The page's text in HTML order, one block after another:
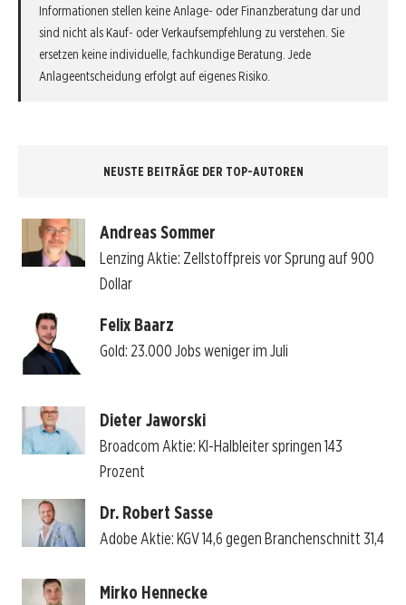
Informationen stellen keine Anlage- oder Finanzberatung dar und
sind nicht als Kauf- oder Verkaufsempfehlung zu verstehen. Sie
ersetzen keine individuelle, fachkundige Beratung. Jede
Anlageentscheidung erfolgt auf eigenes Risiko.
NEUSTE BEITRÄGE DER TOP-AUTOREN
Andreas Sommer
Lenzing Aktie: Zellstoffpreis vor Sprung auf 900
Dollar
Felix Baarz
Gold: 23.000 Jobs weniger im Juli
Dieter Jaworski
Broadcom Aktie: KI-Halbleiter springen 143
Prozent
Dr. Robert Sasse
Adobe Aktie: KGV 14,6 gegen Branchenschnitt 31,4
Mirko Hennecke